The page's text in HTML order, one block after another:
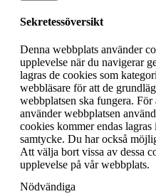
Sekretessöversikt
Denna webbplats använder
upplevelse när du navigerar
lagras de cookies som
webbläsare för att de
webbplatsen ska fungera.
använder webbplatsen
cookies kommer endas
samtycke. Du har också
Att välja bort vissa av dessa
upplevelse på vår webbplats.
Nödvändiga